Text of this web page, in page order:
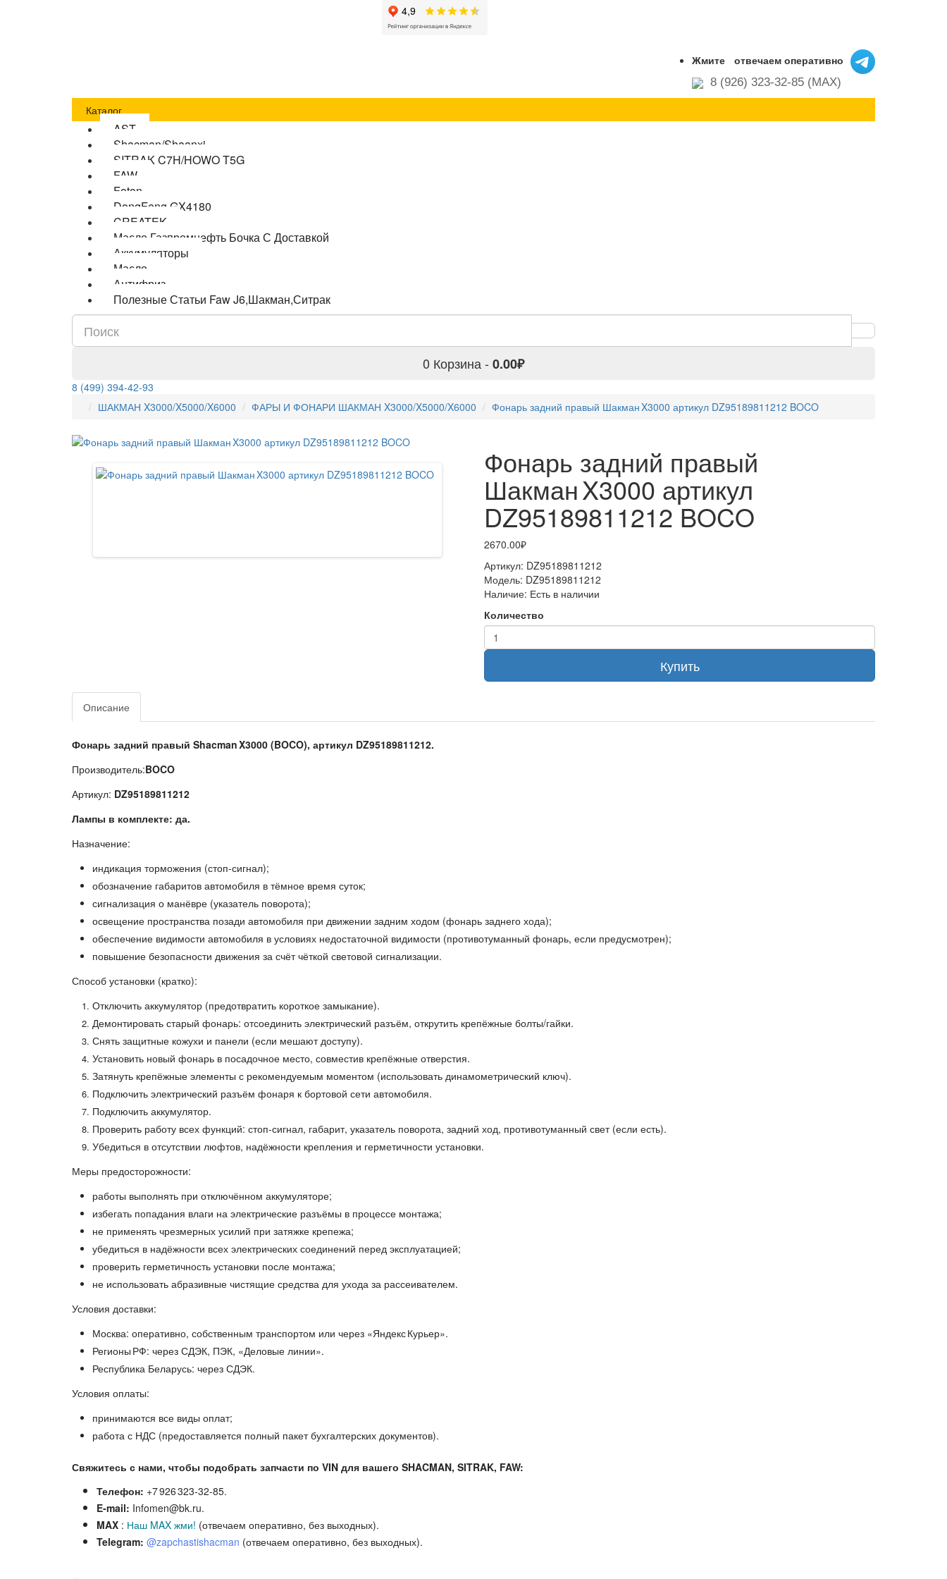
Жмите отвечаем оперативно
8 (926) 323-32-85 (MAX)
Каталог
AST
Shacman/Shaanxi
SITRAK C7H/HOWO T5G
FAW
Foton
DongFeng GX4180
CREATEK
Масло Газпромнефть Бочка С Доставкой
Аккумуляторы
Масло
Антифриз
Полезные Статьи Faw J6,Шакман,Ситрак
0 Корзина - 0.00₽
8 (499) 394-42-93
ШАКМАН X3000/X5000/X6000
ФАРЫ И ФОНАРИ ШАКМАН X3000/X5000/X6000 Фонарь задний правый Шакман X3000 артикул DZ95189811212 BOCO
Фонарь задний правый
Шакман X3000 артикул
DZ95189811212 BOCO
2670.00₽
Артикул: DZ95189811212
Модель: DZ95189811212
Наличие: Есть в наличии
Количество
Купить
Описание
Фонарь задний правый Shacman X3000 (BOCO), артикул DZ95189811212.
Производитель:BOCO
Артикул: DZ95189811212
Лампы в комплекте: да.
Назначение:
индикация торможения (стоп‑сигнал);
обозначение габаритов автомобиля в тёмное время суток;
сигнализация о манёвре (указатель поворота);
освещение пространства позади автомобиля при движении задним ходом (фонарь заднего хода);
обеспечение видимости автомобиля в условиях недостаточной видимости (противотуманный фонарь, если предусмотрен);
повышение безопасности движения за счёт чёткой световой сигнализации.
Способ установки (кратко):
Отключить аккумулятор (предотвратить короткое замыкание).
Демонтировать старый фонарь: отсоединить электрический разъём, открутить крепёжные болты/гайки.
Снять защитные кожухи и панели (если мешают доступу).
Установить новый фонарь в посадочное место, совместив крепёжные отверстия.
Затянуть крепёжные элементы с рекомендуемым моментом (использовать динамометрический ключ).
Подключить электрический разъём фонаря к бортовой сети автомобиля.
Подключить аккумулятор.
Проверить работу всех функций: стоп‑сигнал, габарит, указатель поворота, задний ход, противотуманный свет (если есть).
Убедиться в отсутствии люфтов, надёжности крепления и герметичности установки.
Меры предосторожности:
работы выполнять при отключённом аккумуляторе;
избегать попадания влаги на электрические разъёмы в процессе монтажа;
не применять чрезмерных усилий при затяжке крепежа;
убедиться в надёжности всех электрических соединений перед эксплуатацией;
проверить герметичность установки после монтажа;
не использовать абразивные чистящие средства для ухода за рассеивателем.
Условия доставки:
Москва: оперативно, собственным транспортом или через «Яндекс Курьер».
Регионы РФ: через СДЭК, ПЭК, «Деловые линии».
Республика Беларусь: через СДЭК.
Условия оплаты:
принимаются все виды оплат;
работа с НДС (предоставляется полный пакет бухгалтерских документов).
Свяжитесь с нами, чтобы подобрать запчасти по VIN для вашего SHACMAN, SITRAK, FAW:
Телефон: +7 926 323‑32‑85.
E‑mail: Infomen@bk.ru.
MAX : Наш MAX жми! (отвечаем оперативно, без выходных).
Telegram: @zapchastishacman (отвечаем оперативно, без выходных).